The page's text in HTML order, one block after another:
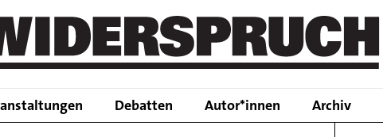
Main
Debatten Autor*innen Archiv